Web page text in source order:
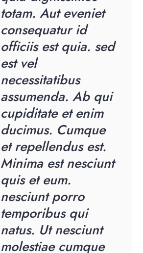
totam. Aut eveniet
consequatur id
officiis est quia. sed
est vel
necessitatibus
assumenda. Ab qui
cupiditate et enim
ducimus. Cumque
et repellendus est.
Minima est nesciunt
quis et eum.
nesciunt porro
temporibus qui
natus. Ut nesciunt
molestiae cumque